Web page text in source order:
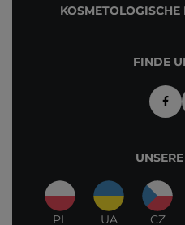
KOSMETOLOGISCHE
FINDE
PL UA CZ